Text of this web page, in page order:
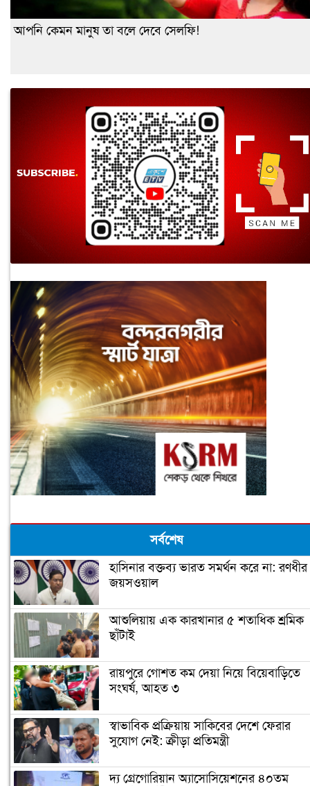
আপনি কেমন মানুষ তা বলে দেবে সেলফি!
সর্বশেষ
হাসিনার বক্তব্য ভারত সমর্থন করে না: রণধীর
জয়সওয়াল
আশুলিয়ায় এক কারখানার ৫ শতাধিক শ্রমিক
ছাঁটাই
রায়পুরে গোশত কম দেয়া নিয়ে বিয়েবাড়িতে
সংঘর্ষ, আহত ৩
স্বাভাবিক প্রক্রিয়ায় সাকিবের দেশে ফেরার
সুযোগ নেই: ক্রীড়া প্রতিমন্ত্রী
দ্য গ্রেগোরিয়ান অ্যাসোসিয়েশনের ৪০তম